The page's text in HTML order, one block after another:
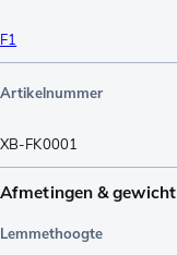
F1
Artikelnummer
XB-FK0001
Afmetingen & gewicht
Lemmethoogte